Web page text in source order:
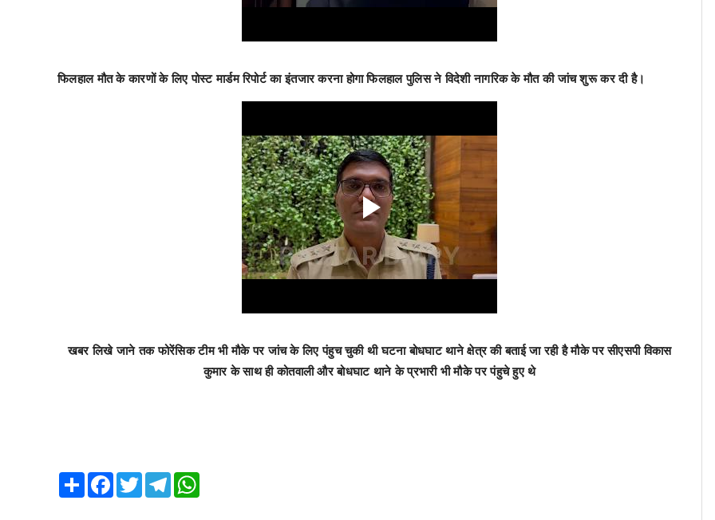
फिलहाल मौत के कारणों के लिए पोस्ट मार्डम रिपोर्ट का इंतजार करना होगा फिलहाल पुलिस ने विदेशी नागरिक के मौत की जांच शुरू कर दी है।
खबर लिखे जाने तक फोरेंसिक टीम भी मौके पर जांच के लिए पंहुच चुकी थी घटना बोधघाट थाने क्षेत्र की बताई जा रही है मौके पर सीएसपी विकास
कुमार के साथ ही कोतवाली और बोधघाट थाने के प्रभारी भी मौके पर पंहुचे हुए थे
Share Facebook
TwitterTelegram